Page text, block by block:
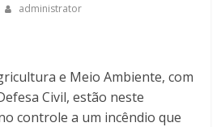
administrator
e Meio Ambiente, com
Civil, estão neste
controle a um incêndio que